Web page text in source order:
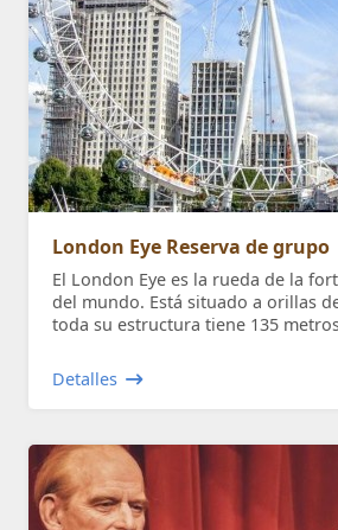
London Eye Reserva de grupo
El London Eye es la rueda de la
del mundo. Está situado a orillas
toda su estructura tiene 135
Detalles